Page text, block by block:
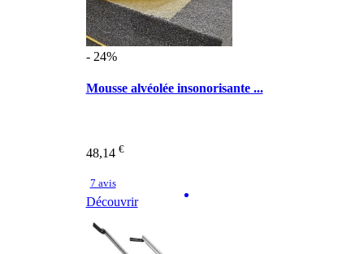
- 24%
Mousse alvéolée insonorisante ...
48,14 €
7 avis
Découvrir